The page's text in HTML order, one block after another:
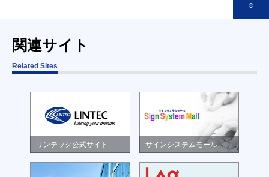
関連サイト
Related Sites
リンテック公式サイト サインシステムモール